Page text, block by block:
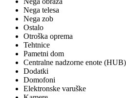
Nega telesa
Nega zob
Ostalo
Otroška oprema
Tehtnice
Pametni dom
Centralne nadzorne enote (HUB)
Dodatki
Domofoni
Elektronske varuške